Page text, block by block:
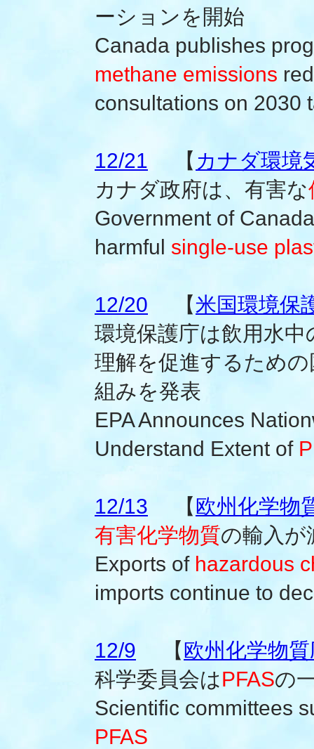
ーションを開始
Canada publishes
methane emissions
consultations on 2030
12/21 【 カナダ環境
カナダ政府は、有害な
Government of
harmful single-use
12/20 【米国環境保
環境保護庁は飲用水中
理解を促進するため
組みを発表
EPA Announces
Understand Extent of
12/13 【欧州化学物
有害化学物質の輸入が
Exports of hazardous
imports continue to
12/9 【欧州化学物
科学委員会はPFASの
Scientific committees
PFAS